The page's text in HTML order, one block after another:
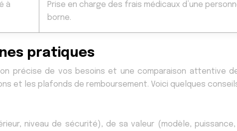
à
Prise en charge des frais médicaux d’une
borne.
pratiques
précise de vos besoins et une comparaison attentive
et les plafonds de remboursement. Voici quelques
niveau de sécurité), de sa valeur (modèle,